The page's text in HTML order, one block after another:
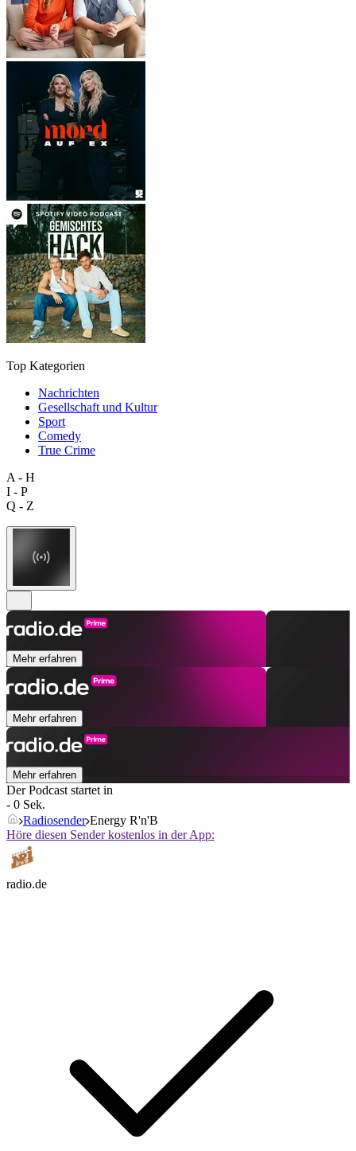
Top Kategorien
Nachrichten
Gesellschaft und Kultur
Sport
Comedy
True Crime
A - H
I - P
Q - Z
Mehr erfahren
Mehr erfahren
Mehr erfahren
Der Podcast startet in
- 0 Sek.
Radiosender Energy R'n'B
Höre diesen Sender kostenlos in der App:
radio.de